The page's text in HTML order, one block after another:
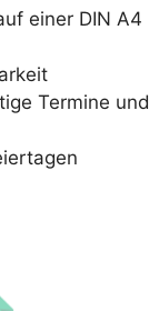
einer DIN A4
Termine und